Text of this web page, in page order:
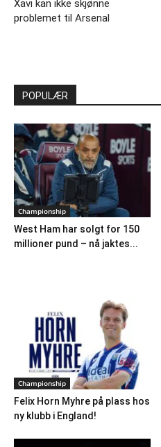
Xavi kan ikke skjønne
problemet til Arsenal
POPULÆR
Championship
West Ham har solgt for 150
millioner pund – nå jaktes...
Championship
Felix Horn Myhre på plass hos
ny klubb i England!